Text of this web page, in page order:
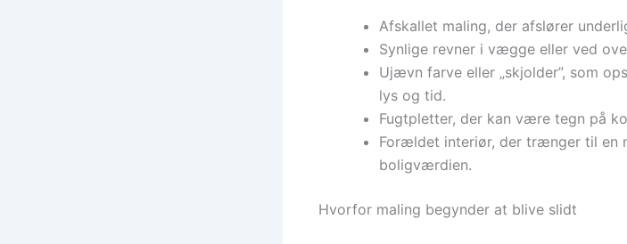
Afskallet maling, der afslører
Synlige revner i vægge eller ved
Ujævn farve eller „skjolder”, som
lys og tid.
Fugtpletter, der kan være tegn på
Forældet interiør, der trænger til en
boligværdien.
Hvorfor maling begynder at blive slidt